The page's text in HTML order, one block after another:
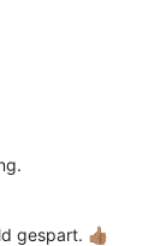
gespart. 👍🏽